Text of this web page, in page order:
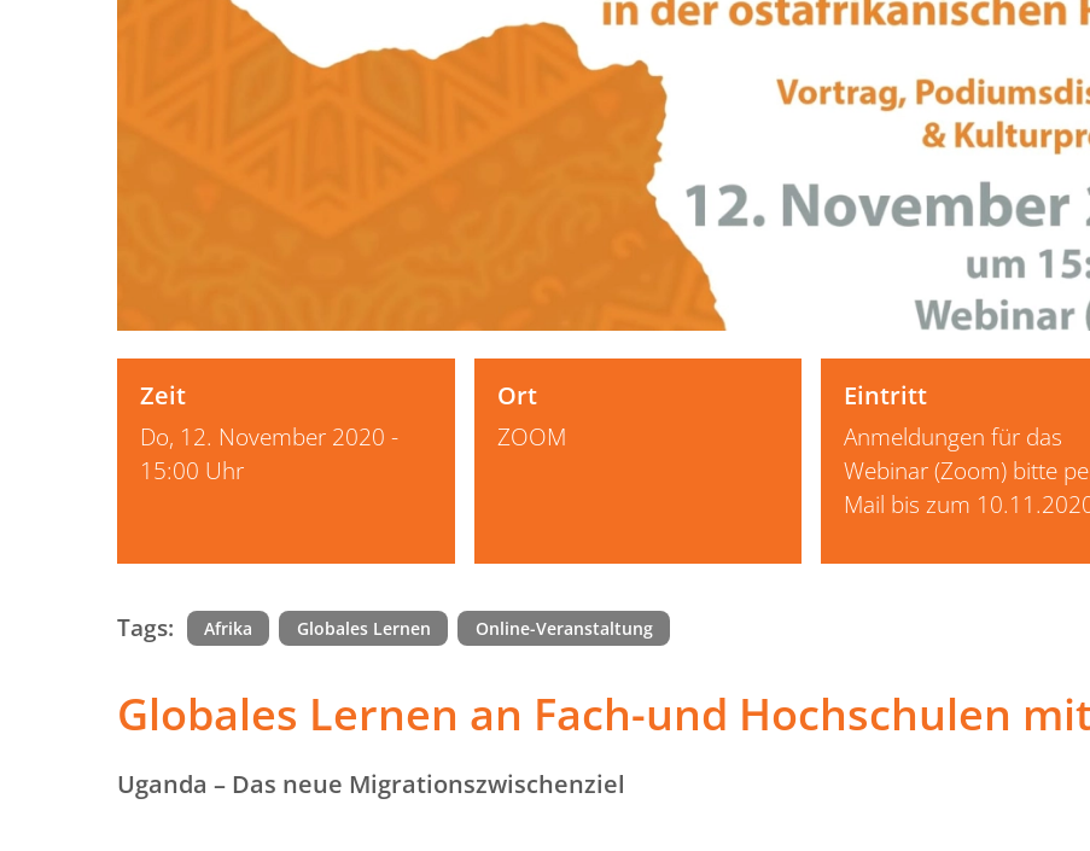
Zeit
Do, 12. November 2020 -
15:00 Uhr
Ort
ZOOM
Eintritt
Anmeldungen für das
Webinar (Zoom) bitte
Mail bis zum
Tags: Afrika Globales Lernen Online-Veranstaltung
Globales Lernen an Fach-und Hochschulen
Uganda – Das neue Migrationszwischenziel